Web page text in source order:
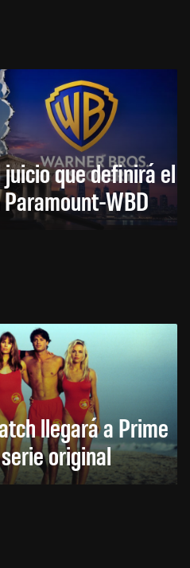
que definirá el
WBD
llegará a Prime
original